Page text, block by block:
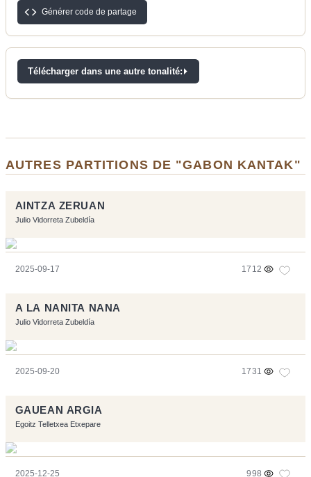
Générer code de partage
Télécharger dans une autre tonalité:
AUTRES PARTITIONS DE "GABON KANTAK"
AINTZA ZERUAN
Julio Vidorreta Zubeldía
2025-09-17 1712
A LA NANITA NANA
Julio Vidorreta Zubeldía
2025-09-20 1731
GAUEAN ARGIA
Egoitz Telletxea Etxepare
2025-12-25 998